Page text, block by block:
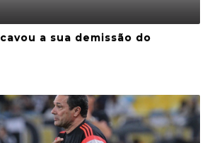
a sua demissão do